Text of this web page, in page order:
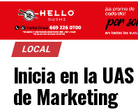
LOCAL
Inicia en la
de Marketing